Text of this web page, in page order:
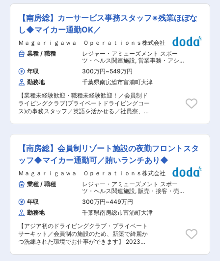
社は、社員のやりたいことやアイディアも尊重し
ていく方針で、社員がモチベーション高く、業務
に取り組んでいます。 変更の範囲：会社の定める
業務
力強化のための増員募集です。 ■業務内容： ・
リフォーム部門の営業統括責任者をサポート： 館
山市、鴨川市、木更津市にて、リフォーム店を展
開しています。おもに営業力強化対策、営業メン
バーの育成を行います。 ・営業強化対策： デー
タを収集、分析し、強化すべき点は何かと具体的
な対策を考え、実行に移します。 ・各店長、メン
バーの育成： 店長だけではなく、各メンバーの目
標管理も行い、成長をサポートします。 ・新規業
者の開拓： 工事業者、工務店の開拓を行います。
■組織構成： 営業部門は、16名の社員が在籍し、
各店舗で勤務をしています。社員16名の育成に当
たっていただきます。 ■魅力ポイント： 【売上
好調・右肩上がりで成長中】 リフォーム事業のニ
ーズが特に増えており、売上は、好調です。南房
総エリア、木更津エリアでの知名度も高まってき
当社は、社員のやりたいことやアイディアも尊重
していく方針で、社員がモチベーション高く、業
務に取り組んでいます。 変更の範囲：会社の定め
る業務
【南房総】カーサービス事務スタッフ※残業ほぼな
し◆マイカー通勤OK／
Ｍａｇａｒｉｇａｗａ Ｏｐｅｒａｔｉｏｎｓ株式会社
業種 / 職種
レジャー・アミューズメント スポー
ツ・ヘルス関連施設, 営業事務・アシス
タント 一般事務・アシスタント
年収 300万円~549万円
勤務地
千葉県南房総市富浦町大津
【業種未経験歓迎・職種未経験歓迎！／会員制ド
ライビングクラブ(プライベートドライビングコー
ス)の事務スタッフ／英語を活かせる／社員寮、引
制ドライビングクラブ“THE MAGARIGAWA
CLUB”にあるカーサービス事業の営業支援スタッ
フとして業務を行っていただきます。 カーサービ
ス事業としては、複数のオーナーズガレージ、カ
ーサービス工場、ガソリンスタンドを運営してお
り、その事業にかかる営業支援系の事務業務をし
ていただきます。 （1）契約管理 ・オーナーズガ
レージ契約の作成・更新・解約対応 ・DocuSign
等を用いた契約締結業務 （2）請求・収支管理 ・
ガレージ利用料、回送費用等の請求業務 ・入金確
認および未請求・未回収の管理 （3）回送・車両
手配 ・車両回送（積載車・陸送）の手配および日
程調整 ・入出庫スケジュール管理 ・ディーラ
ー・整備工場への搬入手配 （4）顧客対応・コミ
ュニケーション ・会員／顧客からの問い合わせ対
応（メール・電話） ・車両状態や作業内容の報告
【南房総】会員制リゾート施設の夜勤フロントスタ
ッフ◆マイカー通勤可／賄いランチあり◆
Ｍａｇａｒｉｇａｗａ Ｏｐｅｒａｔｉｏｎｓ株式会社
業種 / 職種
レジャー・アミューズメント スポー
ツ・ヘルス関連施設, 販売・接客・売り
場担当 フロント業務・予約受付
年収 300万円~449万円
勤務地
千葉県南房総市富浦町大津
【アジア初のドライビングクラブ・プライベート
サーキット／会員制の施設のため、新築で綺麗か
つ洗練された環境でお仕事ができます】 2023年